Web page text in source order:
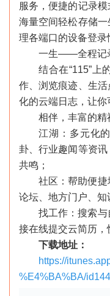
服务，便捷的记录
海量空间轻松存储
理各端口的设备登录
一生——全程记
结合在“115”上
作、浏览痕迹、生
化的云端日志，让你
相伴，丰富的精
江湖：多元化
卦、行业趣闻等资
共鸣；
社区：帮助便
论坛、地方门户、知
找工作：搜索
接在线提交云简历，
下载地址：
https://
%E4%BA%BA/